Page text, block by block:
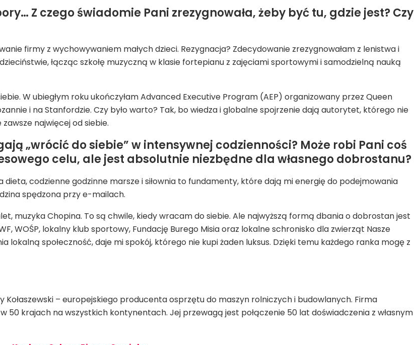
Z czego świadomie Pani zrezygnowała, żeby być tu, gdzie jest? Czy
firmy z wychowywaniem małych dzieci. Rezygnacja? Zdecydowanie zrezygnowałam z lenistwa i
łącząc szkołę muzyczną w klasie fortepianu z zajęciami sportowymi i samodzielną nauką
W ubiegłym roku ukończyłam Advanced Executive Program (AEP) organizowany przez Queen
i na Stanfordzie. Czy było warto? Tak, bo wiedza i globalne spojrzenie dają autorytet, którego nie
najwięcej od siebie.
„wrócić do siebie” w intensywnej codzienności? Może robi Pani coś
celu, ale jest absolutnie niezbędne dla własnego dobrostanu?
codzienne godzinne marsze i siłownia to fundamenty, które dają mi energię do podejmowania
spędzona przy e-mailach.
muzyka Chopina. To są chwile, kiedy wracam do siebie. Ale najwyższą formą dbania o dobrostan jest
WOŚP, lokalny klub sportowy, Fundację Burego Misia oraz lokalne schronisko dla zwierząt Nasze
lokalną społeczność, daje mi spokój, którego nie kupi żaden luksus. Dzięki temu każdego ranka mogę z
Kołaszewski – europejskiego producenta osprzętu do maszyn rolniczych i budowlanych. Firma
50 krajach na wszystkich kontynentach. Jej przewagą jest połączenie 50 lat doświadczenia z własnym